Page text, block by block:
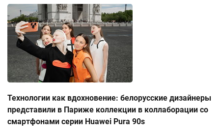
Технологии как вдохновение: белорусские дизайнеры
представили в Париже коллекции в коллаборации со
смартфонами серии Huawei Pura 90s